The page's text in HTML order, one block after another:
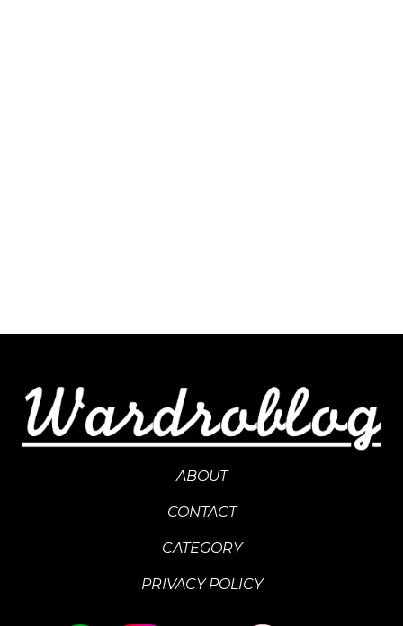
ABOUT
CONTACT
CATEGORY
PRIVACY POLICY